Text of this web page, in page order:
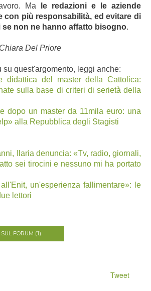
Ma
le redazioni e le aziende
con più responsabilità, ed evitare di
se non ne hanno affatto bisogno.
Del Priore
su quest'argomento, leggi anche:
didattica del master della Cattolica:
sulla base di criteri di serietà della
dopo un master da 11mila euro: una
alla Repubblica degli Stagisti
Ilaria denuncia: «Tv, radio, giornali,
sei tirocini e nessuno mi ha portato
un'esperienza fallimentare»: le
lettori
FORUM (1)
Tweet